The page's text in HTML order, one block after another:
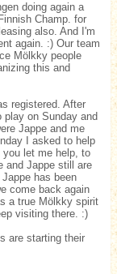
doing again a
Champ. for
also. And I'm
again. :) Our team
Mölkky people
this and
registered. After
on Sunday and
Jappe and me
I asked to help
you let me help, to
and Jappe still are
has been
come back again
a true Mölkky spirit
visiting there. :)
are starting their